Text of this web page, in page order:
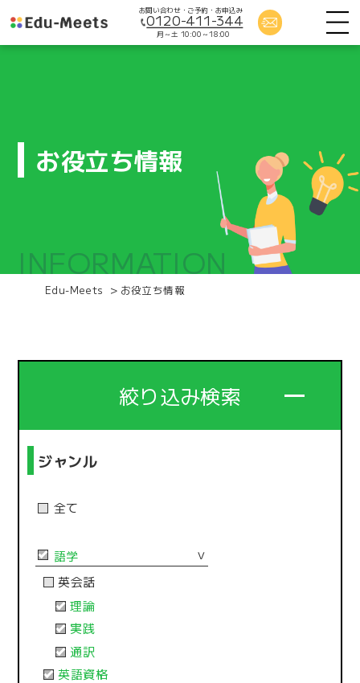
お問い合わせ・ご予約・お申込み
0120-411-344
月～土 10:00～18:00
お役立ち情報
INFORMATION
Edu-Meets > お役立ち情報
絞り込み検索
ジャンル
全て
語学 ＞
英会話
理論
実践
通訳
英語資格